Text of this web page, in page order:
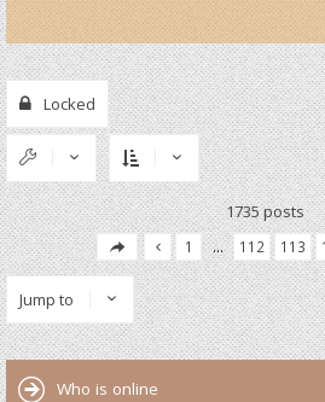
Locked
1735 posts
1 … 112 113
Jump to
Who is online